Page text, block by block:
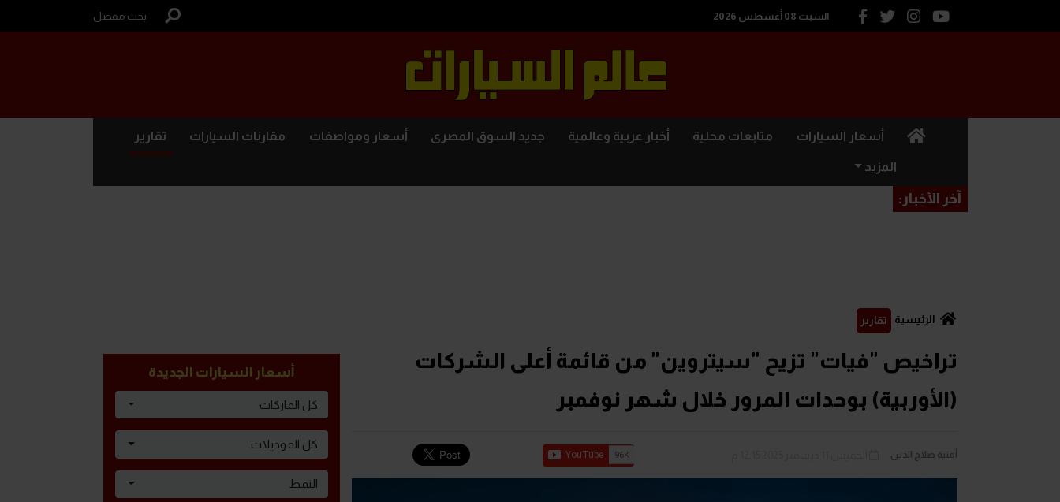
السبت 08 أغسطس 2026 بحث مفصل
(current) أسعار السيارات متابعات محلية أخبار عربية وعالمية جديد السوق المصرى أسعار ومواصفات مقارنات السيارات تقارير
المزيد
آخر الأخبار:
الرئيسية تقارير
تراخيص "فيات" تزيح "سيتروين" من قائمة أعلى الشركات
(الأوربية) بوحدات المرور خلال شهر نوفمبر
أمنية صلاح الدين
أسعار السيارات الجديدة
كل الماركات
كل الموديلات
النمط